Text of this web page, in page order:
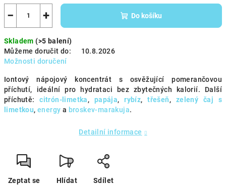
+
− Do košíku
Skladem(>5 balení)
Můžeme doručit do:
10.8.2026
Možnosti doručení
Iontový nápojový koncentrát s osvěžující pomerančovou
příchutí, ideální pro hydrataci bez zbytečných kalorií. Další
příchutě:citrón-limetka, papája,rybíz,třešeň, zelený čaj s
limetkou,energy a broskev-marakuja.
Detailní informace
Zeptat se Hlídat Sdílet